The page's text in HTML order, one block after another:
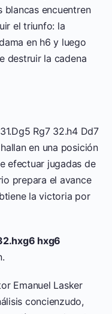
blancas encuentren
el triunfo: la
en h6 y luego
destruir la cadena
Rg7 32.h4 Dd7
en una posición
efectuar jugadas de
prepara el avance
la victoria por
hxg6
Emanuel Lasker
concienzudo,